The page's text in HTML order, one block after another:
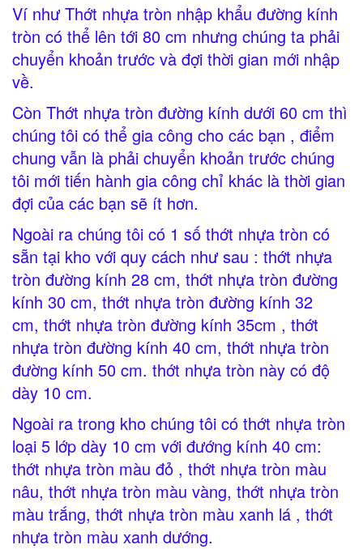
Thớt nhựa nhập khẩu
Ví như Thớt nhựa tròn nhập khẩu đường kính
tròn có thể lên tới 80 cm nhưng chúng ta phải
chuyển khoản trước và đợi thời gian mới nhập
về.
Còn Thớt nhựa tròn đường kính dưới 60 cm thì
chúng tôi có thể gia công cho các bạn , điểm
chung vẫn là phải chuyển khoản trước chúng
tôi mới tiến hành gia công chỉ khác là thời gian
đợi của các bạn sẽ ít hơn.
Ngoài ra chúng tôi có 1 số thớt nhựa tròn có
sẵn tại kho với quy cách như sau : thớt nhựa
tròn đường kính 28 cm, thớt nhựa tròn đường
kính 30 cm, thớt nhựa tròn đường kính 32
cm, thớt nhựa tròn đường kính 35cm , thớt
nhựa tròn đường kính 40 cm, thớt nhựa tròn
đường kính 50 cm. thớt nhựa tròn này có độ
dày 10 cm.
Ngoài ra trong kho chúng tôi có thớt nhựa tròn
loại 5 lớp dày 10 cm với đướng kính 40 cm:
thớt nhựa tròn màu đỏ , thớt nhựa tròn màu
nâu, thớt nhựa tròn màu vàng, thớt nhựa tròn
màu trắng, thớt nhựa tròn màu xanh lá , thớt
nhựa tròn màu xanh dướng.